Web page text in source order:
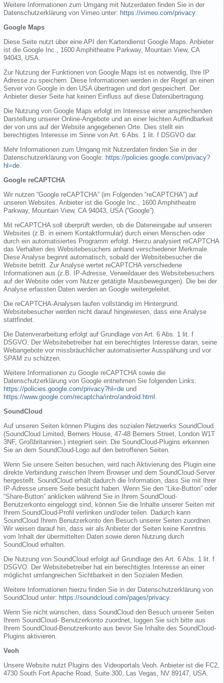
Weitere Informationen zum Umgang mit Nutzerdaten finden Sie in der
Datenschutzerklärung von Vimeo unter: https://vimeo.com/privacy.
Google Maps
Diese Seite nutzt über eine API den Kartendienst Google Maps. Anbieter
ist die Google Inc., 1600 Amphitheatre Parkway, Mountain View, CA
94043, USA.
Zur Nutzung der Funktionen von Google Maps ist es notwendig, Ihre IP
Adresse zu speichern. Diese Informationen werden in der Regel an einen
Server von Google in den USA übertragen und dort gespeichert. Der
Anbieter dieser Seite hat keinen Einfluss auf diese Datenübertragung.
Die Nutzung von Google Maps erfolgt im Interesse einer ansprechenden
Darstellung unserer Online-Angebote und an einer leichten Auffindbarkeit
der von uns auf der Website angegebenen Orte. Dies stellt ein
berechtigtes Interesse im Sinne von Art. 6 Abs. 1 lit. f DSGVO dar.
Mehr Informationen zum Umgang mit Nutzerdaten finden Sie in der
Datenschutzerklärung von Google: https://policies.google.com/privacy?
hl=de
Google reCAPTCHA
Wir nutzen “Google reCAPTCHA” (im Folgenden “reCAPTCHA”) auf
unseren Websites. Anbieter ist die Google Inc., 1600 Amphitheatre
Parkway, Mountain View, CA 94043, USA (“Google”).
Mit reCAPTCHA soll überprüft werden, ob die Dateneingabe auf unseren
Websites (z.B. in einem Kontaktformular) durch einen Menschen oder
durch ein automatisiertes Programm erfolgt. Hierzu analysiert reCAPTCHA
das Verhalten des Websitebesuchers anhand verschiedener Merkmale.
Diese Analyse beginnt automatisch, sobald der Websitebesucher die
Website betritt. Zur Analyse wertet reCAPTCHA verschiedene
Informationen aus (z.B. IP-Adresse, Verweildauer des Websitebesuchers
auf der Website oder vom Nutzer getätigte Mausbewegungen). Die bei der
Analyse erfassten Daten werden an Google weitergeleitet.
Die reCAPTCHA-Analysen laufen vollständig im Hintergrund.
Websitebesucher werden nicht darauf hingewiesen, dass eine Analyse
stattfindet.
Die Datenverarbeitung erfolgt auf Grundlage von Art. 6 Abs. 1 lit. f
DSGVO. Der Websitebetreiber hat ein berechtigtes Interesse daran, seine
Webangebote vor missbräuchlicher automatisierter Ausspähung und vor
SPAM zu schützen.
Weitere Informationen zu Google reCAPTCHA sowie die
Datenschutzerklärung von Google entnehmen Sie folgenden Links:
https://policies.google.com/privacy?hl=de und
https://www.google.com/recaptcha/intro/android.html
SoundCloud
Auf unseren Seiten können Plugins des sozialen Netzwerks SoundCloud
(SoundCloud Limited, Berners House, 47-48 Berners Street, London W1T
3NF, Großbritannien.) integriert sein. Die SoundCloud-Plugins erkennen
Sie an dem SoundCloud-Logo auf den betroffenen Seiten.
Wenn Sie unsere Seiten besuchen, wird nach Aktivierung des Plugin eine
direkte Verbindung zwischen Ihrem Browser und dem SoundCloud-Server
hergestellt. SoundCloud erhält dadurch die Information, dass Sie mit Ihrer
IP-Adresse unsere Seite besucht haben. Wenn Sie den “Like-Button” oder
“Share-Button” anklicken während Sie in Ihrem SoundCloud-
Benutzerkonto eingeloggt sind, können Sie die Inhalte unserer Seiten mit
Ihrem SoundCloud-Profil verlinken und/oder teilen. Dadurch kann
SoundCloud Ihrem Benutzerkonto den Besuch unserer Seiten zuordnen.
Wir weisen darauf hin, dass wir als Anbieter der Seiten keine Kenntnis
vom Inhalt der übermittelten Daten sowie deren Nutzung durch
SoundCloud erhalten.
Die Nutzung von SoundCloud erfolgt auf Grundlage des Art. 6 Abs. 1 lit. f
DSGVO. Der Websitebetreiber hat ein berechtigtes Interesse an einer
möglichst umfangreichen Sichtbarkeit in den Sozialen Medien.
Weitere Informationen hierzu finden Sie in der Datenschutzerklärung von
SoundCloud unter: https://soundcloud.com/pages/privacy.
Wenn Sie nicht wünschen, dass SoundCloud den Besuch unserer Seiten
Ihrem SoundCloud- Benutzerkonto zuordnet, loggen Sie sich bitte aus
Ihrem SoundCloud-Benutzerkonto aus bevor Sie Inhalte des SoundCloud-
Plugins aktivieren.
Veoh
Unsere Website nutzt Plugins des Videoportals Veoh. Anbieter ist die FC2,
4730 South Fort Apache Road, Suite 300, Las Vegas, NV 89147, USA.